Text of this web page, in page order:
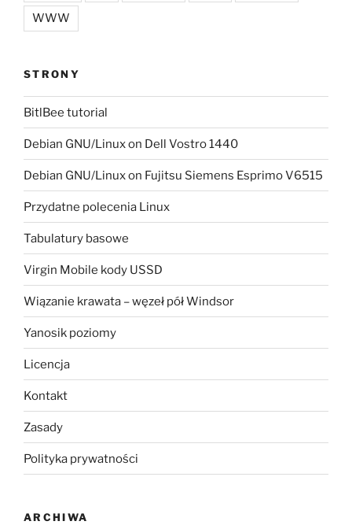
WWW
STRONY
BitlBee tutorial
Debian GNU/Linux on Dell Vostro 1440
Debian GNU/Linux on Fujitsu Siemens Esprimo V6515
Przydatne polecenia Linux
Tabulatury basowe
Virgin Mobile kody USSD
Wiązanie krawata – węzeł pół Windsor
Yanosik poziomy
Licencja
Kontakt
Zasady
Polityka prywatności
ARCHIWA